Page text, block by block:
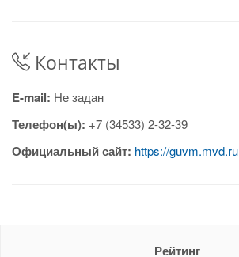
Контакты
E-mail: Не задан
Телефон(ы): +7 (34533) 2-32-39
Официальный сайт: https://guvm.mvd.ru
Рейтинг